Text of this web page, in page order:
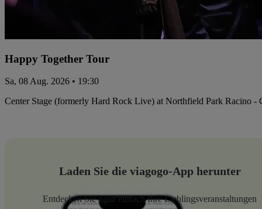
Happy Together Tour
Sa, 08 Aug. 2026 • 19:30
Center Stage (formerly Hard Rock Live) at Northfield Park Racino -
Laden Sie die viagogo-App herunter
Entdecken Sie ganz einfach Ihre Lieblingsveranstaltungen